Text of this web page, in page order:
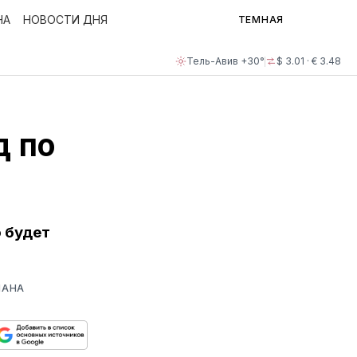
Тель-Авив +30° $ 3.01 · € 3.48
НОВОСТИ ДНЯ ТЕМНАЯ
по
будет